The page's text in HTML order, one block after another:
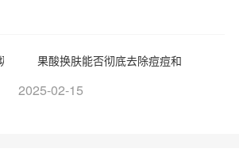
果酸换肤能否彻底去除痘痘和
2025-02-15